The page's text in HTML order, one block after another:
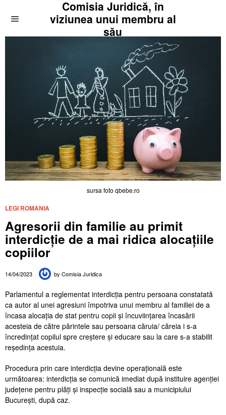
Comisia Juridică, în
viziunea unui membru al
său
sursa foto qbebe.ro
LEGI ROMANIA
Agresorii din familie au primit
interdicție de a mai ridica alocațiile
copiilor
14/04/2023 by Comisia Juridica
Parlamentul a reglementat interdicția pentru persoana constatată
ca autor al unei agresiuni împotriva unui membru al familiei de a
încasa alocația de stat pentru copii și încuviințarea încasării
acesteia de către părintele sau persoana căruia/ căreia i s-a
încredințat copilul spre creștere și educare sau la care s-a stabilit
reședința acestuia.
Procedura prin care interdicția devine operațională este
următoarea: interdicția se comunică imediat după instituire agenției
județene pentru plăți și inspecție socială sau a municipiului
București, după caz.